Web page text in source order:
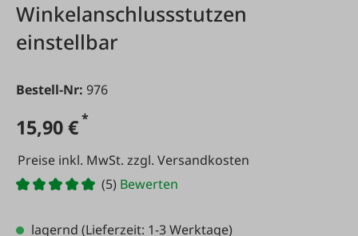
Winkelanschlussstutzen
einstellbar
Bestell-Nr: 976
15,90 €*
Preise inkl. MwSt. zzgl. Versandkosten
(5) Bewerten
lagernd (Lieferzeit: 1-3 Werktage)